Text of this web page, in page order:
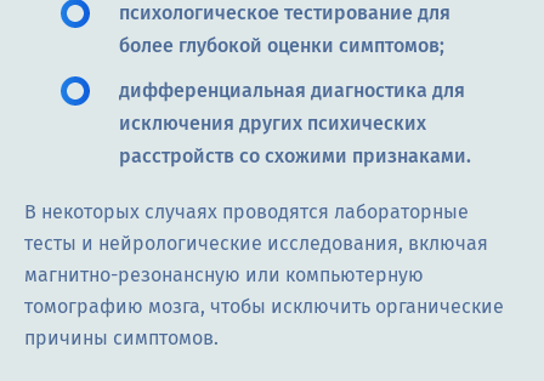
психологическое тестирование для
более глубокой оценки симптомов;
дифференциальная диагностика для
исключения других психических
расстройств со схожими признаками.
В некоторых случаях проводятся лабораторные
тесты и нейрологические исследования, включая
магнитно-резонансную или компьютерную
томографию мозга, чтобы исключить органические
причины симптомов.